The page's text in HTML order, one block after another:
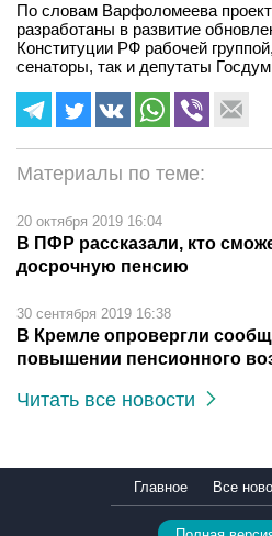
По словам Варфоломеева
разработаны в развитие
Конституции РФ рабочей
сенаторы, так и депутаты
Материалы по теме:
20 октября 2019 16:04
В ПФР рассказали, кто
досрочную пенсию
30 сентября 2019 16:38
В Кремле опровергли
повышении пенсионного
Читать все новости
Главное Все